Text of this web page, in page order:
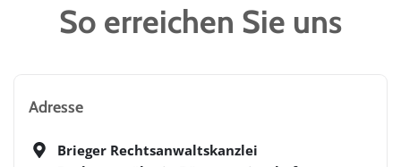
So erreichen Sie uns
Adresse
Brieger Rechtsanwaltskanzlei